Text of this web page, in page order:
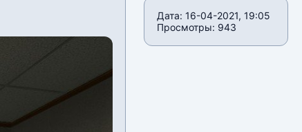
Дата: 16-04-2021, 19:05
Просмотры: 943